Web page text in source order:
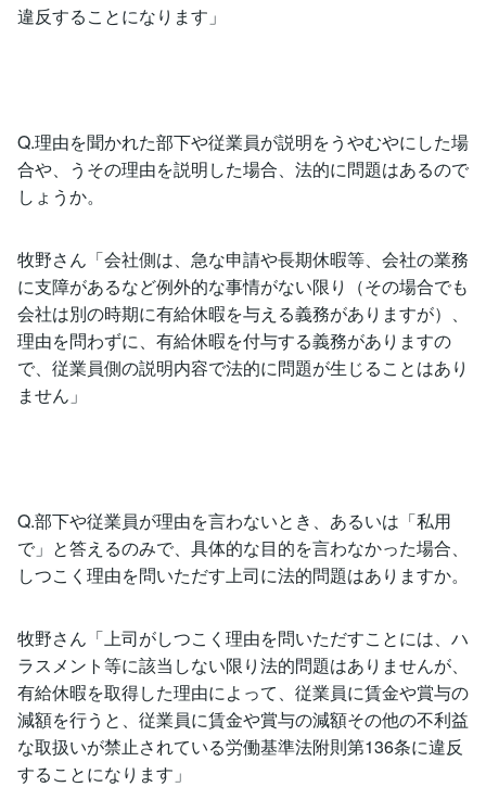
違反することになります」
Q.理由を聞かれた部下や従業員が説明をうやむやにした場
合や、うその理由を説明した場合、法的に問題はあるので
しょうか。
牧野さん「会社側は、急な申請や長期休暇等、会社の業務
に支障があるなど例外的な事情がない限り（その場合でも
会社は別の時期に有給休暇を与える義務がありますが）、
理由を問わずに、有給休暇を付与する義務がありますの
で、従業員側の説明内容で法的に問題が生じることはあり
ません」
Q.部下や従業員が理由を言わないとき、あるいは「私用
で」と答えるのみで、具体的な目的を言わなかった場合、
しつこく理由を問いただす上司に法的問題はありますか。
牧野さん「上司がしつこく理由を問いただすことには、ハ
ラスメント等に該当しない限り法的問題はありませんが、
有給休暇を取得した理由によって、従業員に賃金や賞与の
減額を行うと、従業員に賃金や賞与の減額その他の不利益
な取扱いが禁止されている労働基準法附則第136条に違反
することになります」